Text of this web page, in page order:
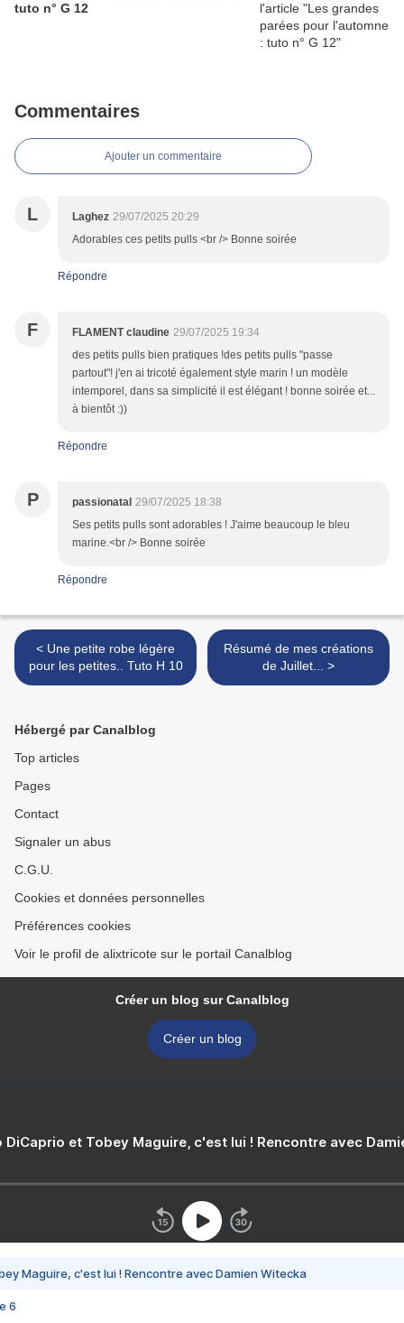
tuto n° G 12
Commentaires
Ajouter un commentaire
L Laghez 29/07/2025 20:29
Adorables ces petits pulls <br /> Bonne soirée
Répondre
F FLAMENT claudine 29/07/2025 19:34
des petits pulls bien pratiques !des petits pulls "passe
partout"! j'en ai tricoté également style marin ! un modèle
intemporel, dans sa simplicité il est élégant ! bonne soirée et...
à bientôt :))
Répondre
P passionatal 29/07/2025 18:38
Ses petits pulls sont adorables ! J'aime beaucoup le bleu
marine.<br /> Bonne soirée
Répondre
< Une petite robe légère
pour les petites.. Tuto H 10
Résumé de mes créations
de Juillet... >
Hébergé par Canalblog
Top articles
Pages
Contact
Signaler un abus
C.G.U.
Cookies et données personnelles
Préférences cookies
Voir le profil de alixtricote sur le portail Canalblog
Créer un blog sur Canalblog
Créer un blog
DiCaprio et Tobey Maguire, c'est lui ! Rencontre avec
Maguire, c'est lui ! Rencontre avec Damien Witecka
6